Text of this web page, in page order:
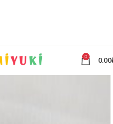
0 0.00